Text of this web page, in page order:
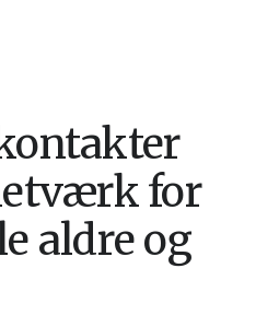
for
aldre og